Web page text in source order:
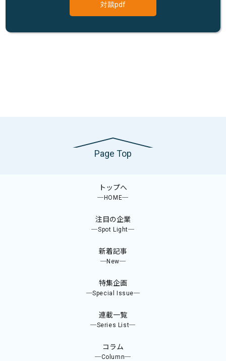
対談pdf
Page Top
トップへ
─HOME─
注目の企業
─Spot Light─
新着記事
─New─
特集企画
─Special Issue─
連載一覧
─Series List─
コラム
─Column─